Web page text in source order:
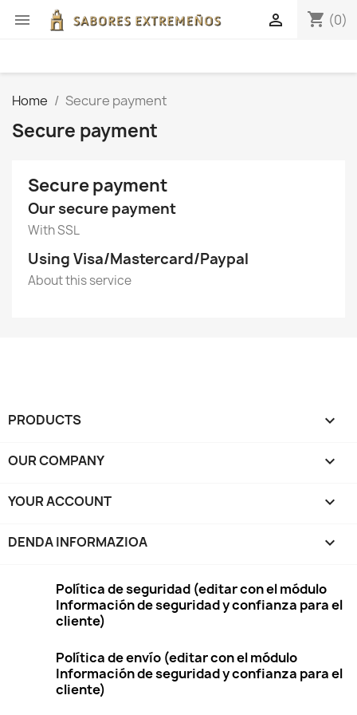
 shopping_cart (0)

Home Secure payment
Secure payment
Secure payment
Our secure payment
With SSL
Using Visa/Mastercard/Paypal
About this service
PRODUCTS 
OUR COMPANY 
YOUR ACCOUNT 
DENDA INFORMAZIOA keyboard_arrow_down
Política de seguridad (editar con el módulo
Información de seguridad y confianza para el
cliente)
Política de envío (editar con el módulo
Información de seguridad y confianza para el
cliente)